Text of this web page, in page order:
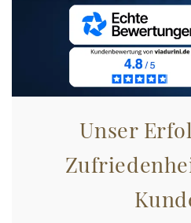
Unser